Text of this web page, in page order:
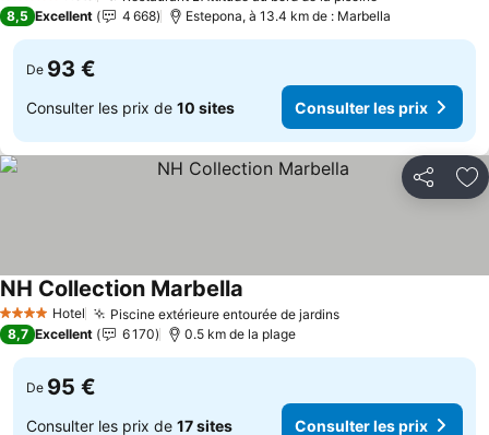
8,5 Excellent 4 668 Estepona, à 13.4 km de : Marbella
De 93 €
Consulter les prix de 10 sites Consulter les prix
Partager
4 Étoiles Hotel Piscine extérieure entourée de jardinsConsulter les prix
NH Collection Marbella
8,7 Excellent 6 170 0.5 km de la plage
De 95 €
Consulter les prix de 17 sites Consulter les prix